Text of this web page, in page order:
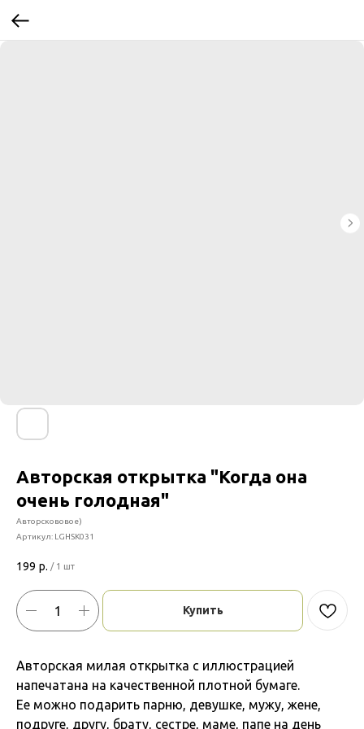
Авторская открытка "Когда она
очень голодная"
Авторскововое)
Артикул: LGHSK031
199 р. / 1 шт
Купить
Авторская милая открытка с иллюстрацией
напечатана на качественной плотной бумаге.
Ее можно подарить парню, девушке, мужу, жене,
подруге, другу, брату, сестре, маме, папе на день